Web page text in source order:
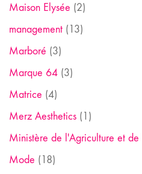
Maison Elysée (2)
management (13)
Marboré (3)
Marque 64 (3)
Matrice (4)
Merz Aesthetics (1)
Ministère de l'Agriculture et de
Mode (18)